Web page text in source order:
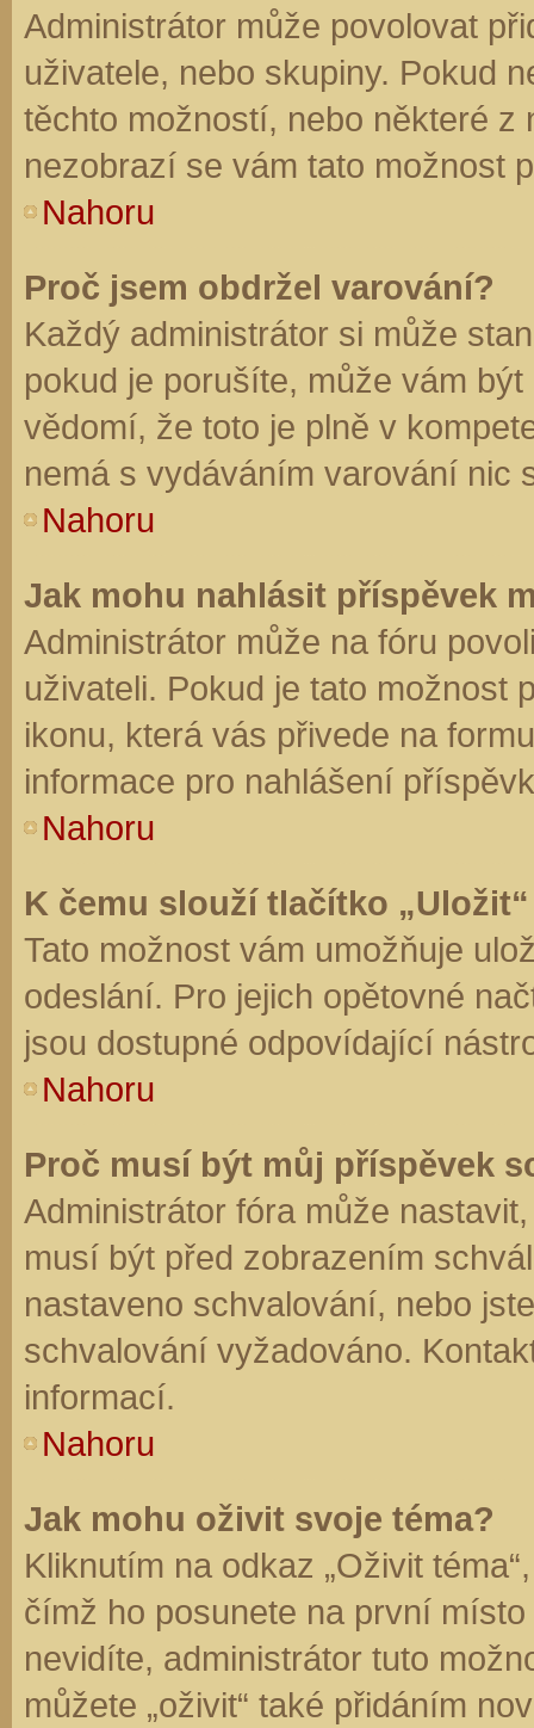
Administrátor může povolovat
uživatele, nebo skupiny. Pokud
těchto možností, nebo některé z
nezobrazí se vám tato možnost
Nahoru
Proč jsem obdržel varování?
Každý administrátor si může
pokud je porušíte, může vám
vědomí, že toto je plně v
nemá s vydáváním varování nic
Nahoru
Jak mohu nahlásit příspěvek
Administrátor může na fóru
uživateli. Pokud je tato možnost
ikonu, která vás přivede na
informace pro nahlášení
Nahoru
K čemu slouží tlačítko
Tato možnost vám umožňuje
odeslání. Pro jejich opětovné
jsou dostupné odpovídající
Nahoru
Proč musí být můj příspěvek
Administrátor fóra může
musí být před zobrazením
nastaveno schvalování, nebo
schvalování vyžadováno.
informací.
Nahoru
Jak mohu oživit svoje téma?
Kliknutím na odkaz „Oživit
čímž ho posunete na první
nevidíte, administrátor tuto
můžete „oživit“ také přidáním